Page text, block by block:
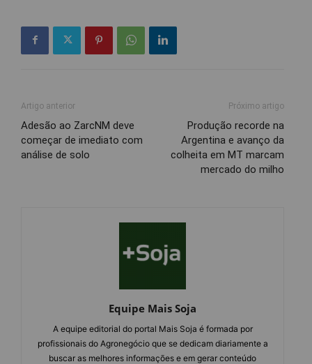
Artigo anterior
Adesão ao ZarcNM deve
começar de imediato com
análise de solo
Próximo artigo
Produção recorde na
Argentina e avanço da
colheita em MT marcam
mercado do milho
Equipe Mais Soja
A equipe editorial do portal Mais Soja é formada por
profissionais do Agronegócio que se dedicam diariamente a
buscar as melhores informações e em gerar conteúdo